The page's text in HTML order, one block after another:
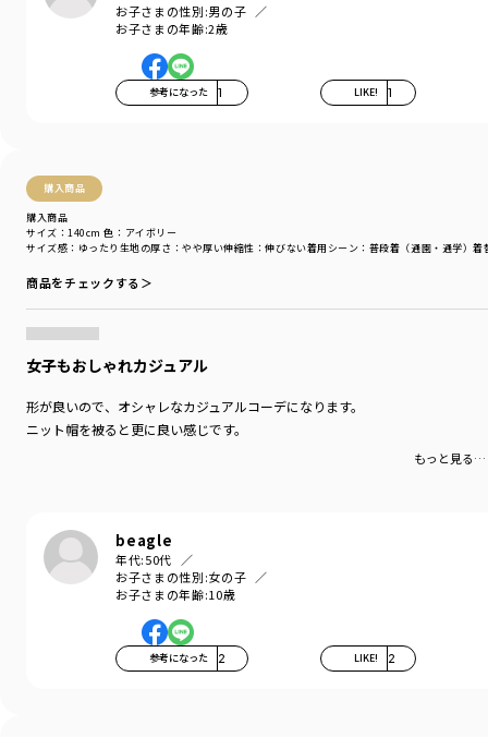
お子さまの性別:男の子
お子さまの年齢:2歳
参考になった 1 LIKE! 1
購入商品
購入商品
サイズ感 ：ゆったり 生地の厚さ ：やや厚い伸縮性 ：伸びない着用シーン ：普段着（通園・通学）着
サイズ：140cm 色：アイボリー
商品をチェックする＞
女子もおしゃれカジュアル
形が良いので、オシャレなカジュアルコーデになります。
ニット帽を被ると更に良い感じです。
もっと見る…
beagle
年代:50代
お子さまの性別:女の子
お子さまの年齢:10歳
参考になった 2 LIKE! 2
後ろ姿もかっこよく見えるデザイン〇
更に股上がゆったり目のシルエットは今っぽく、
裾に向かって緩やかにすぼまったややテーパードで、
綺麗めなシーンでも、カジュアルなシーンでも
トップスのカラーを選ばない合わせやすい色展開。
コーディネートの幅が広がります。
-----
伸縮性：なし
濡れたままの放置はお避け下さい。
着用イメージ/カラー：ネイビーブルー
モデル：身長118cm 体重21kg
サイズ：サイズ120
カテゴリ
カラー
／ブルー
性別タイプ
／BOY
商品番号
／ 11-5132-362